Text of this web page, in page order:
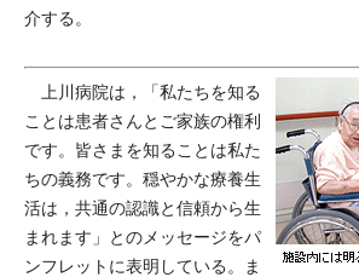
介する。
上川病院は，「私たちを知る
ことは患者さんとご家族の権利
です。皆さまを知ることは私た
ちの義務です。穏やかな療養生
活は，共通の認識と信頼から生
まれます」とのメッセージをパ
ンフレットに表明している。ま